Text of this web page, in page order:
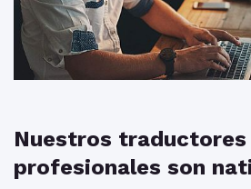
Nuestros traductores
profesionales son